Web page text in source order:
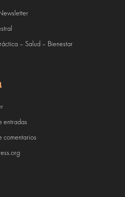
– Salud – Bienestar
entradas
comentarios